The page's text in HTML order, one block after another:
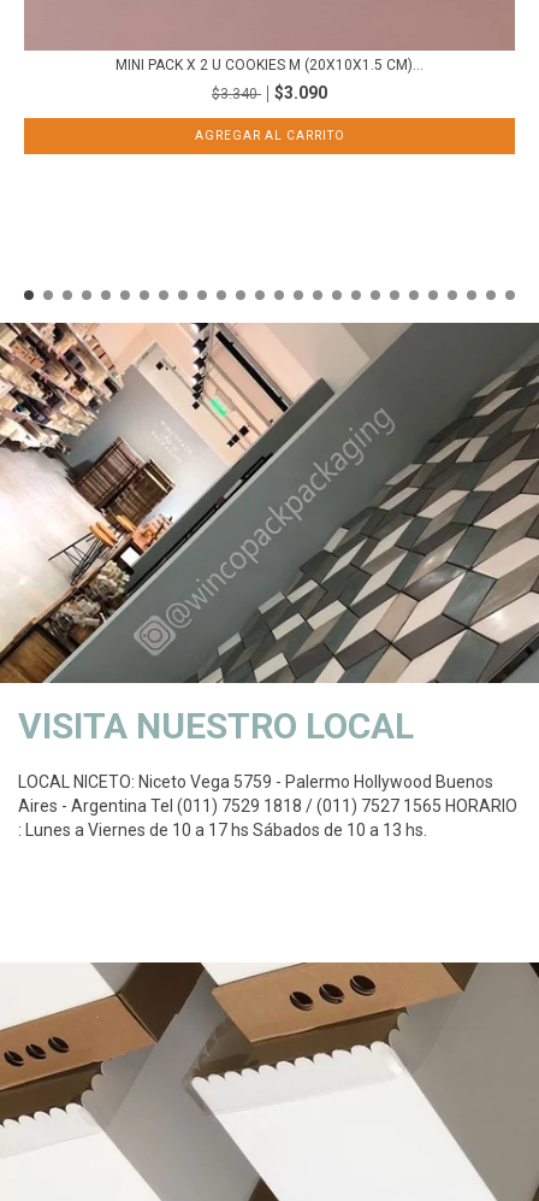
MINI PACK X 2 U COOKIES M (20X10X1.5 CM)...
$3.340
$3.090
VISITA NUESTRO LOCAL
LOCAL NICETO: Niceto Vega 5759 - Palermo Hollywood Buenos
Aires - Argentina Tel (011) 7529 1818 / (011) 7527 1565 HORARIO
: Lunes a Viernes de 10 a 17 hs Sábados de 10 a 13 hs.